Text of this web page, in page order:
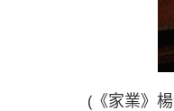
(《家業》